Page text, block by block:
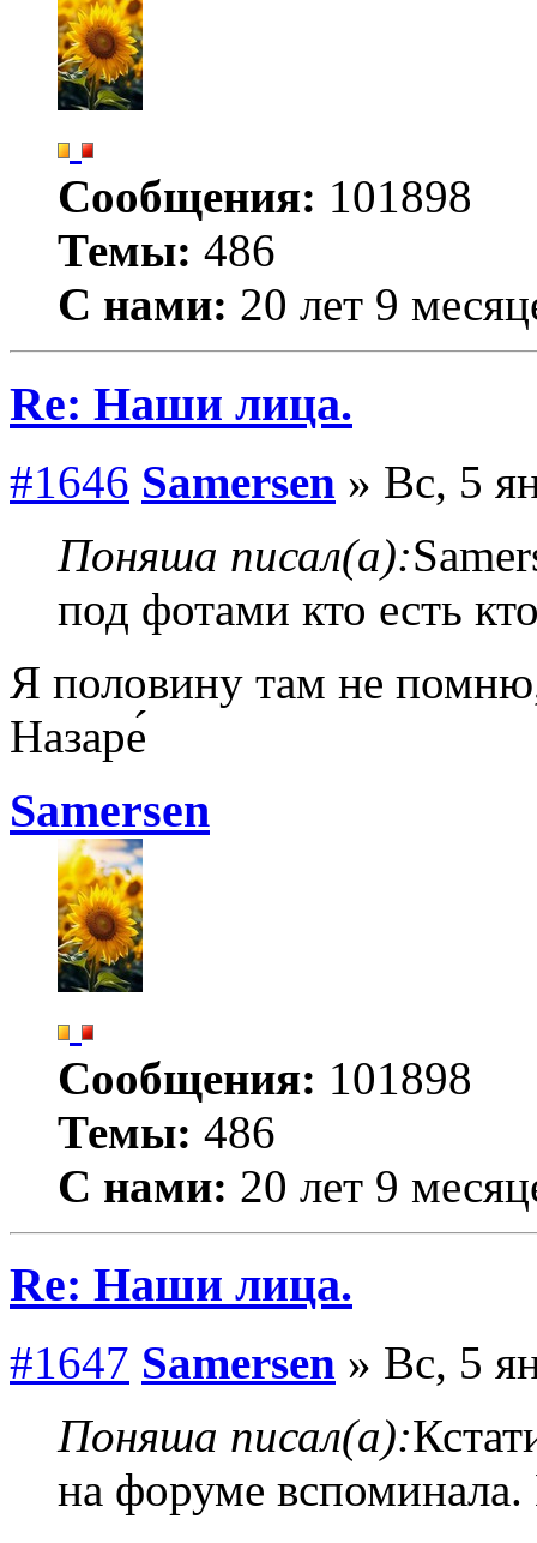
Сообщения: 101898
Темы: 486
С нами: 20 лет 9
Re: Наши лица.
#1646 Samersen » Вс, 5
Поняша писал(а):
под фотами кто есть
Я половину там не помню,
Назаре́
Samersen
Сообщения: 101898
Темы: 486
С нами: 20 лет 9
Re: Наши лица.
#1647 Samersen » Вс, 5
Поняша писал(а):
на форуме